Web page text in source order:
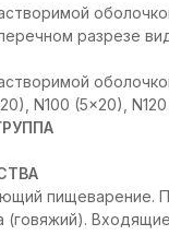
разрезе
N100 (5x20),
пищеварение.
(говяжий).